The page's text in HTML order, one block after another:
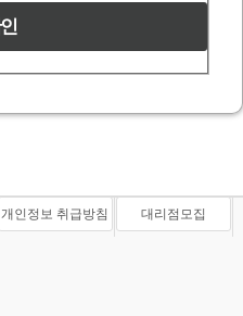
개인정보 취급방침 대리점모집